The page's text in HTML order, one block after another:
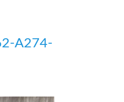
A274-